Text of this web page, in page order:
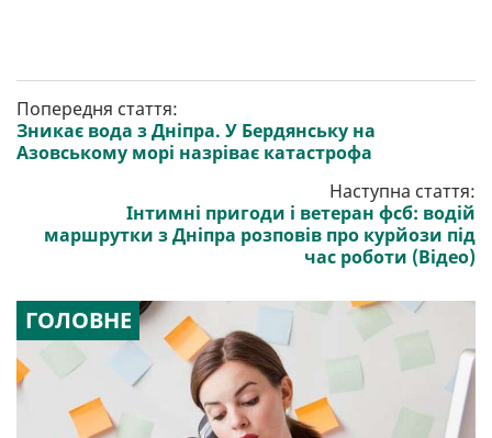
Попередня стаття:
Зникає вода з Дніпра. У Бердянську на
Азовському морі назріває катастрофа
Наступна стаття:
Інтимні пригоди і ветеран фсб: водій
маршрутки з Дніпра розповів про курйози під
час роботи (Відео)
ГОЛОВНЕ